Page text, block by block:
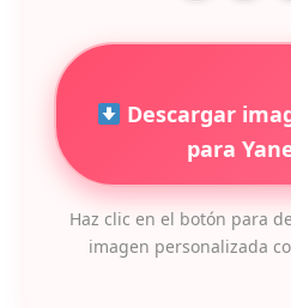
Descargar
para
Haz clic en el botón para
imagen personalizada